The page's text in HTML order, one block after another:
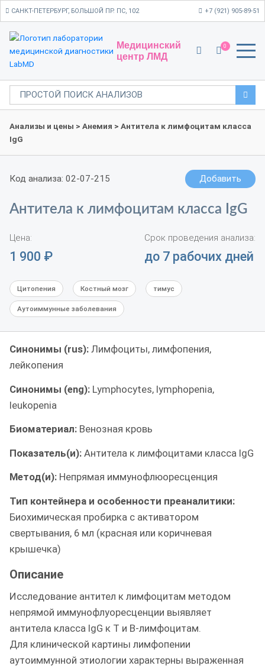
САНКТ-ПЕТЕРБУРГ, БОЛЬШОЙ ПР. ПС, 102 +7 (921) 905-89-51
Медицинский
центр ЛМД
0
Анализы и цены > Анемия > Антитела к лимфоцитам класса
IgG
Код анализа: 02-07-215 Добавить
Антитела к лимфоцитам класса IgG
Цена:
1 900 ₽
Срок проведения анализа:
до 7 рабочих дней
Цитопения Костный мозг тимус
Аутоиммунные заболевания
Синонимы (rus): Лимфоциты, лимфопения,
лейкопения
Синонимы (eng): Lymphocytes, lymphopenia,
leukopenia
Биоматериал: Венозная кровь
Показатель(и): Антитела к лимфоцитами класса IgG
Метод(и): Непрямая иммунофлюоресценция
Тип контейнера и особенности преаналитики:
Биохимическая пробирка с активатором
свертывания, 6 мл (красная или коричневая
крышечка)
Описание
Исследование антител к лимфоцитам методом
непрямой иммунофлуоресценции выявляет
антитела класса IgG к Т и В-лимфоцитам.
Для клинической картины лимфопении
аутоиммунной этиологии характерны выраженная